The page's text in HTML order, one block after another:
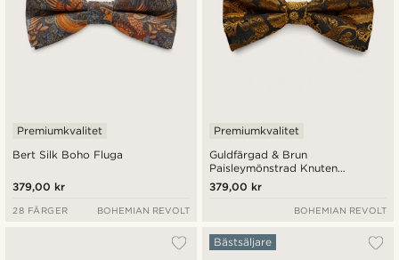
Bert Silk Boho Fluga
Premiumkvalitet
379,00 kr
28 FÄRGER BOHEMIAN REVOLT
Guldfärgad & Brun
Paisleymönstrad Knuten
Sidenfluga
Premiumkvalitet
379,00 kr
BOHEMIAN REVOLT
Bästsäljare